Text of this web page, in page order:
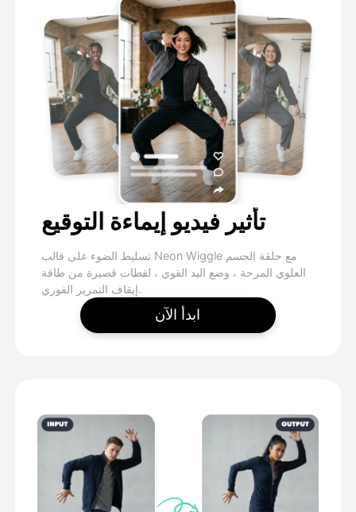
تأثير فيديو إيماءة التوقيع
تسليط الضوء على قالب Neon Wiggle مع حلقة الجسم
العلوي المرحة ، وضع اليد القوي ، لقطات قصيرة من طاقة
إيقاف التمرير الفوري.
ابدأ الآن